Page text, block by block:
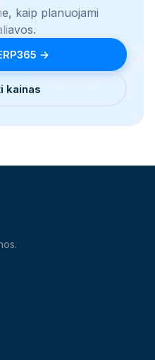
kaip planuojami
→
kainas